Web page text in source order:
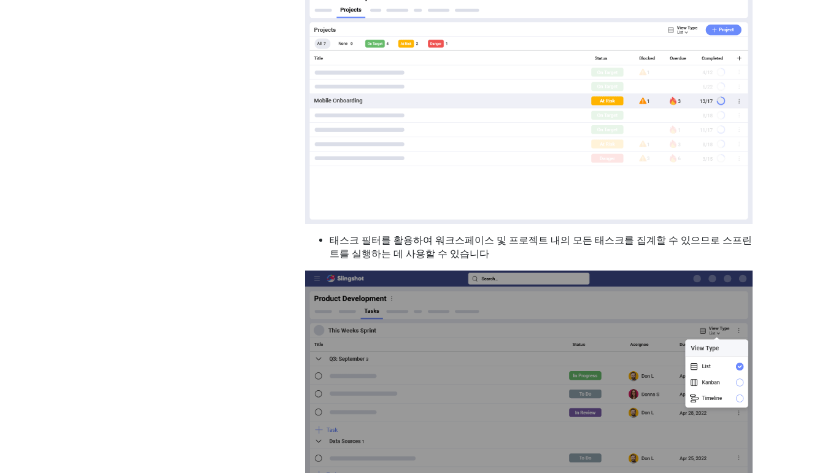
태스크 필터를 활용하여 워크스페이스 및 프로젝트 내의 모든 태스크를 집계할 수 있으므로 스프린
트를 실행하는 데 사용할 수 있습니다